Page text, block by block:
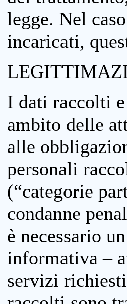
legge. Nel
incaricati,
I dati raccolti
ambito delle
alle
personali
(“categorie
condanne
è necessario
informativa –
servizi